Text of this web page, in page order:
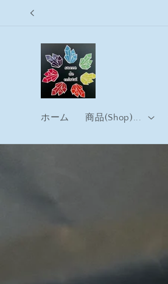
ンツに
ホーム 商品(Shop)...